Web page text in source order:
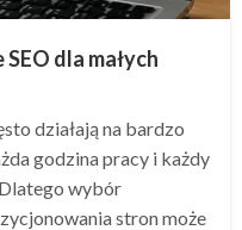
dla małych
działają na bardzo
godzina pracy i każdy
wybór
stron może